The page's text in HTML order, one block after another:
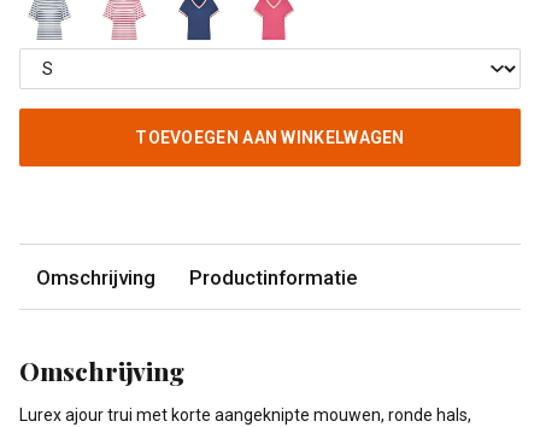
TOEVOEGEN AAN WINKELWAGEN
Omschrijving Productinformatie
Omschrijving
Lurex ajour trui met korte aangeknipte mouwen, ronde hals,